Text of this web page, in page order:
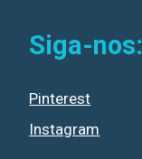
Siga-nos:
Pinterest
Instagram